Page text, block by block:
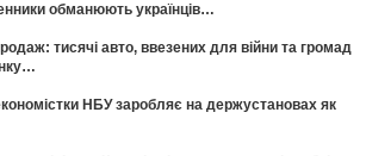
обманюють українців…
тисячі авто, ввезених для війни та громад
НБУ заробляє на держустановах як